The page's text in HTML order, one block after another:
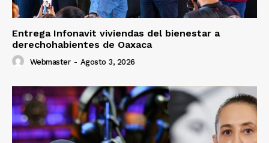
Entrega Infonavit viviendas del bienestar a
derechohabientes de Oaxaca
Webmaster - Agosto 3, 2026